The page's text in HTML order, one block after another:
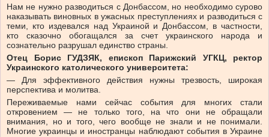
Нам не нужно разводиться с Донбассом, но необходимо сурово
наказывать виновных в ужасных преступлениях и разводиться с
теми, кто издевался над Украиной и Донбассом, в частности,
кто сказочно обогащался за счет украинского народа и
сознательно разрушал единство страны.
Отец Борис ГУДЗЯК, епископ Парижский УГКЦ, ректор
Украинского католического университета:
— Для эффективного действия нужны трезвость, широкая
перспектива и молитва.
Переживаемые нами сейчас события для многих стали
откровением — не только того, на что они не обращали
внимания, но и того, чего вообще не знали и не понимали.
Многие украинцы и иностранцы наблюдают события в Украине